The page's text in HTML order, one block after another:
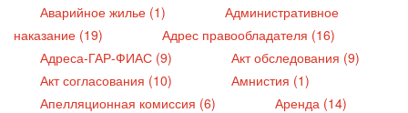
Аварийное жилье (1)
Административное
наказание (19)
Адрес правообладателя (16)
Адреса-ГАР-ФИАС (9)
Акт обследования (9)
Акт согласования (10)
Амнистия (1)
Апелляционная комиссия (6)
Аренда (14)